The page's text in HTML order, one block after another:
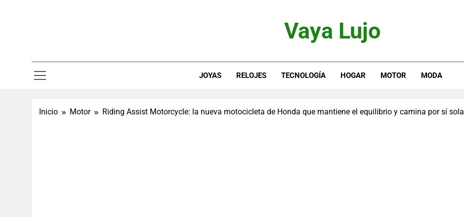
Vaya Lujo
JOYAS RELOJES TECNOLOGÍA HOGAR MOTOR MODA
Inicio Motor Riding Assist Motorcycle: la nueva motocicleta de Honda que mantiene el equilibrio y camina por sí sola